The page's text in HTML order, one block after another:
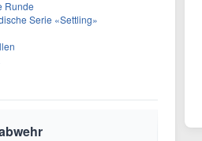
Runde
Serie «Settling»